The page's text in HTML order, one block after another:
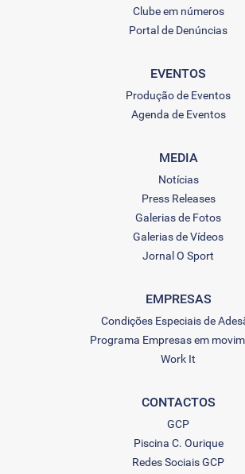
Clube em números
Portal de Denúncias
EVENTOS
Produção de Eventos
Agenda de Eventos
MEDIA
Notícias
Press Releases
Galerias de Fotos
Galerias de Vídeos
Jornal O Sport
EMPRESAS
Condições Especiais de
Programa Empresas em
Work It
CONTACTOS
GCP
Piscina C. Ourique
Redes Sociais GCP